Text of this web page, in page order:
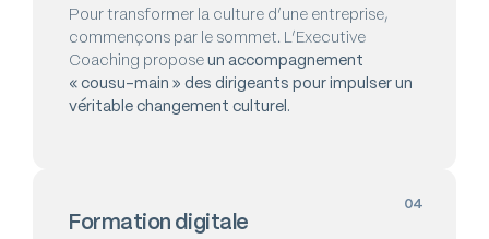
Pour transformer la culture d’une entreprise,
commençons par le sommet. L’Executive
Coaching proposeun accompagnement
« cousu-main » des dirigeants pour impulser un
véritable changement culturel.
Formation digitale
04